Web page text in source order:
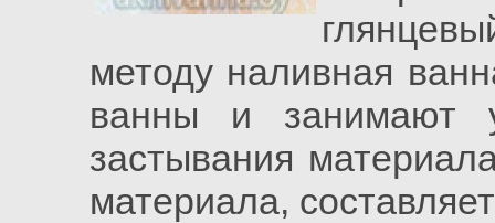
методу наливная
ванны и занимают
застывания
материала,